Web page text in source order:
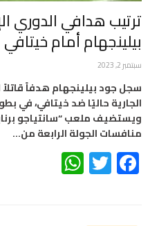
ترتيب هدافي الدوري
بيلينجهام أمام خيتافي
سبتمبر 2, 2023
سجل جود بيلينجهام هدفاً قاتلاً
الجارية حاليًا ضد خيتافي، في
ويستضيف ملعب “سانتياجو
منافسات الجولة الرابعة من…
Facebook
Twitter